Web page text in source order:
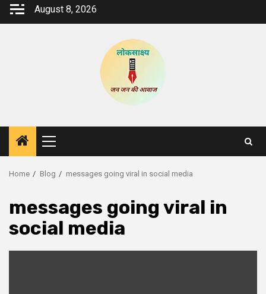
Skip
August 8, 2026
Primary
Menu
Home Blog messages going viral in social media
messages going viral in
social media